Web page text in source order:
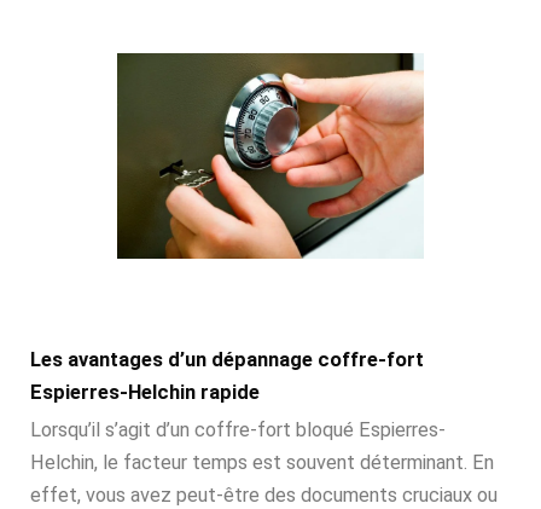
Les avantages d’un dépannage coffre-fort
Espierres-Helchin rapide
Lorsqu’il s’agit d’un coffre-fort bloqué Espierres-
Helchin, le facteur temps est souvent déterminant. En
effet, vous avez peut-être des documents cruciaux ou